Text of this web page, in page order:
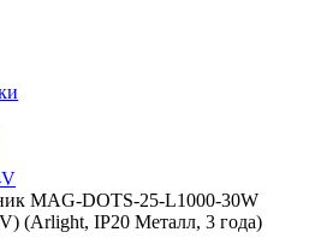
MAG-DOTS-25-L1000-30W
(Arlight, IP20 Металл, 3 года)